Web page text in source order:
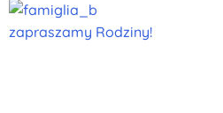
zapraszamy Rodziny!